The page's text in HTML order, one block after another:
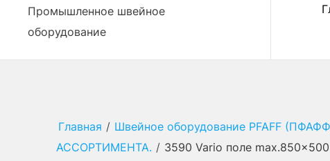
Промышленное швейное
оборудование
Главная / Швейное оборудование PFAFF
АССОРТИМЕНТА. / 3590 Vario поле max.850x500